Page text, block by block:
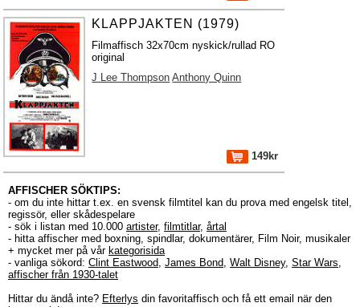
KLAPPJAKTEN (1979)
Filmaffisch 32x70cm nyskick/rullad RO
original
J Lee Thompson Anthony Quinn
149kr
AFFISCHER SÖKTIPS:
- om du inte hittar t.ex. en svensk filmtitel kan du prova med engelsk titel,
regissör, eller skådespelare
- sök i listan med 10.000 artister, filmtitlar, årtal
- hitta affischer med boxning, spindlar, dokumentärer, Film Noir, musikaler
+ mycket mer på vår kategorisida
- vanliga sökord: Clint Eastwood, James Bond, Walt Disney, Star Wars,
affischer från 1930-talet
Hittar du ändå inte? Efterlys din favoritaffisch och få ett email när den